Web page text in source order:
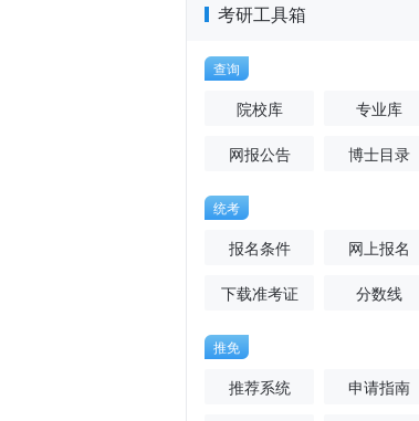
考研工具箱
查询
院校库 专业库
网报公告 博士目录
统考
报名条件 网上报名
下载准考证 分数线
推免
推荐系统 申请指南